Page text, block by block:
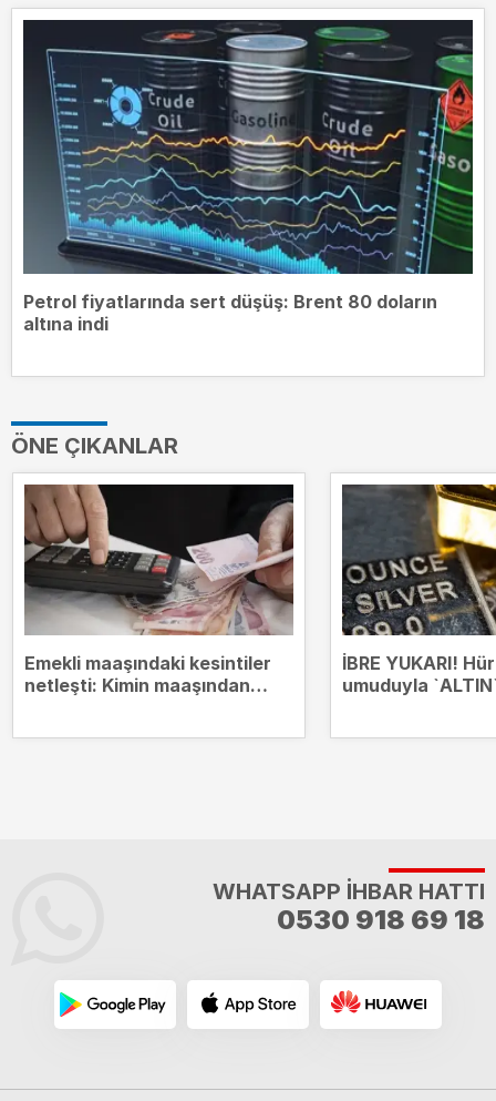
Petrol fiyatlarında sert düşüş: Brent 80 doların
altına indi
ÖNE ÇIKANLAR
Emekli maaşındaki kesintiler
netleşti: Kimin maaşından
İBRE YUKARI!
umuduyla
WHATSAPP İHBAR HATTI
0530 918 69 18